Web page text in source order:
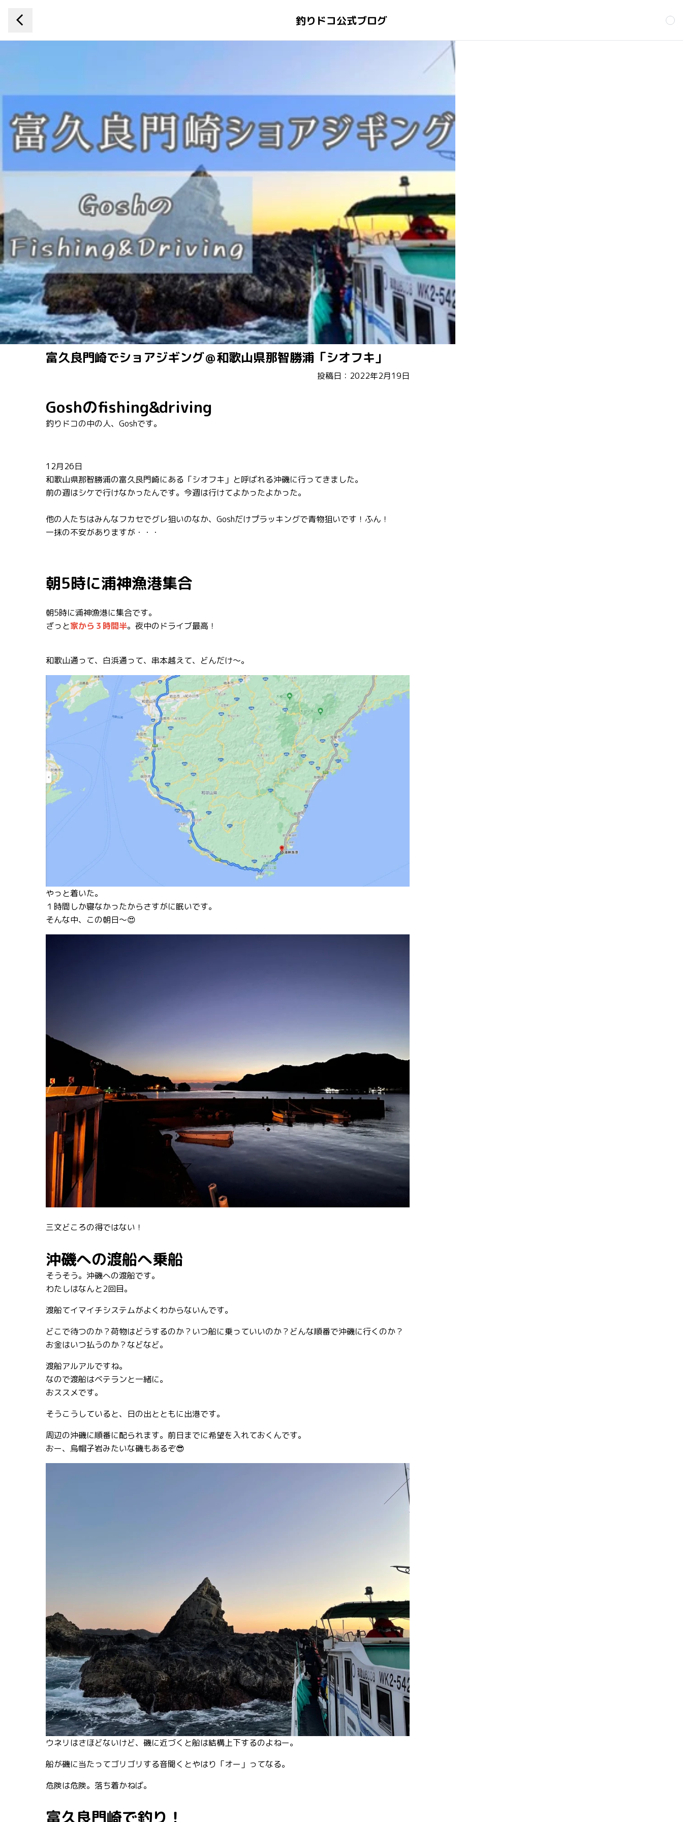
釣りドコ公式ブログ
富久良門崎でショアジギング＠和歌山県那智勝浦「シオフキ」
投稿日：2022年2月19日
Goshのfishing&driving
釣りドコの中の人、Goshです。
12月26日
和歌山県那智勝浦の富久良門崎にある「シオフキ」と呼ばれる沖磯に行ってきました。
前の週はシケで行けなかったんです。今週は行けてよかったよかった。
他の人たちはみんなフカセでグレ狙いのなか、Goshだけプラッキングで青物狙いです！ふん！
一抹の不安がありますが・・・
朝5時に浦神漁港集合
朝5時に浦神漁港に集合です。
ざっと家から３時間半。夜中のドライブ最高！
和歌山通って、白浜通って、串本越えて、どんだけ〜。
やっと着いた。
１時間しか寝なかったからさすがに眠いです。
そんな中、この朝日〜😍
三文どころの得ではない！
沖磯への渡船へ乗船
そうそう。沖磯への渡船です。
わたしはなんと2回目。
渡船てイマイチシステムがよくわからないんです。
どこで待つのか？荷物はどうするのか？いつ船に乗っていいのか？どんな順番で沖磯に行くのか？
お金はいつ払うのか？などなど。
渡船アルアルですね。
なので渡船はベテランと一緒に。
おススメです。
そうこうしていると、日の出とともに出港です。
周辺の沖磯に順番に配られます。前日までに希望を入れておくんです。
おー、烏帽子岩みたいな磯もあるぞ😎
ウネリはさほどないけど、磯に近づくと船は結構上下するのよねー。
船が磯に当たってゴリゴリする音聞くとやはり「オー」ってなる。
危険は危険。落ち着かねば。
富久良門崎で釣り！